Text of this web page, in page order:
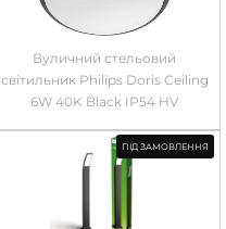
Вуличний стельовий
світильник Philips Doris Ceiling
6W 40K Black IP54 HV
ПІД ЗАМОВЛЕННЯ